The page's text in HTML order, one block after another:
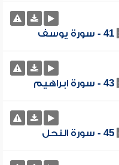
41 - سورة يوسف
43 - سورة ابراهيم
45 - سورة النحل